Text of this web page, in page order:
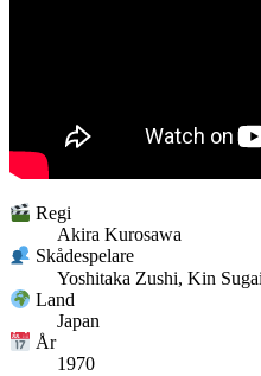
Regi
Akira Kurosawa
Skådespelare
Yoshitaka Zushi, Kin
Land
Japan
År
1970